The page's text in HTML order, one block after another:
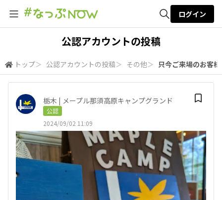
検索
ログイン
公認アカウントの投稿
トップ＞ 公認アカウントの投稿＞ その他＞ 只今ご来場のお客
栃木 | メープル那須高原キャンプグランド
公認
2024/09/02 11:09